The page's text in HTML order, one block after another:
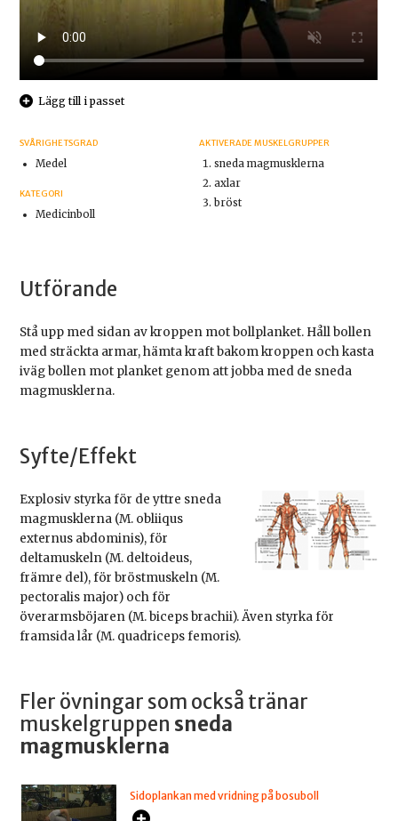
Lägg till i passet
SVÅRIGHETSGRAD
Medel
KATEGORI
Medicinboll
AKTIVERADE MUSKELGRUPPER
sneda magmusklerna
axlar
bröst
Utförande
Stå upp med sidan av kroppen mot bollplanket. Håll bollen
med sträckta armar, hämta kraft bakom kroppen och kasta
iväg bollen mot planket genom att jobba med de sneda
magmusklerna.
Syfte/Effekt
Explosiv styrka för de yttre sneda
magmusklerna (M. obliiqus
externus abdominis), för
deltamuskeln (M. deltoideus,
främre del), för bröstmuskeln (M.
pectoralis major) och för
överarmsböjaren (M. biceps brachii). Även styrka för
framsida lår (M. quadriceps femoris).
Fler övningar som också tränar
muskelgruppen sneda
magmusklerna
Sidoplankan med vridning på bosuboll